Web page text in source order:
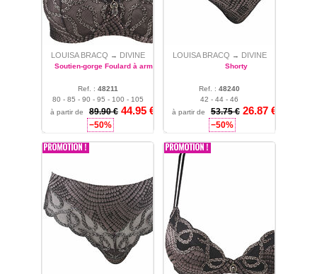
LOUISA BRACQ → DIVINE
Soutien-gorge Foulard à armatures
Ref. : 48211
80 - 85 - 90 - 95 - 100 - 105
- 110 - 115
à partir de 89.90 € 44.95 €
−50%
LOUISA BRACQ → DIVINE
Shorty
Ref. : 48240
42 - 44 - 46
à partir de
53.75 € 26.87 €
−50%